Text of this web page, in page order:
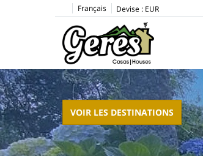
Français Devise : EUR
VOIR LES DESTINATIONS